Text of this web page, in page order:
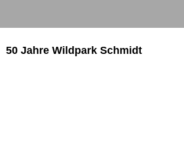
50 Jahre Wildpark Schmidt